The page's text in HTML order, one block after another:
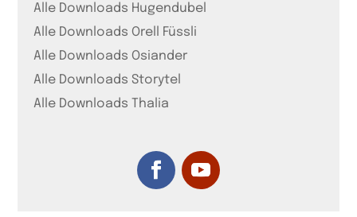
Alle Downloads Hugendubel
Alle Downloads Orell Füssli
Alle Downloads Osiander
Alle Downloads Storytel
Alle Downloads Thalia